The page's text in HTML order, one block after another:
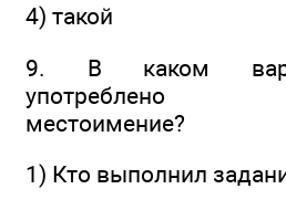
4) такой
9. В каком
употреблено
местоимение?
1) Кто выполнил